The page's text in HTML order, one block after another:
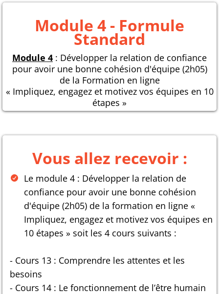
Module 4 - Formule
Standard
Module 4 : Développer la relation de confiance
pour avoir une bonne cohésion d'équipe (2h05)
de la Formation en ligne
« Impliquez, engagez et motivez vos équipes en 10
étapes »
Vous allez recevoir :
Le module 4 : Développer la relation de
confiance pour avoir une bonne cohésion
d'équipe (2h05) de la formation en ligne «
Impliquez, engagez et motivez vos équipes en
10 étapes » soit les 4 cours suivants :
- Cours 13 : Comprendre les attentes et les
besoins
- Cours 14 : Le fonctionnement de l’être humain